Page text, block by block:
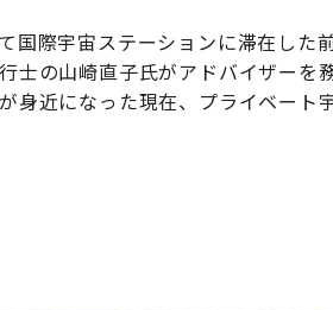
国際宇宙ステーションに滞在した
士の山崎直子氏がアドバイザーを
身近になった現在、プライベート